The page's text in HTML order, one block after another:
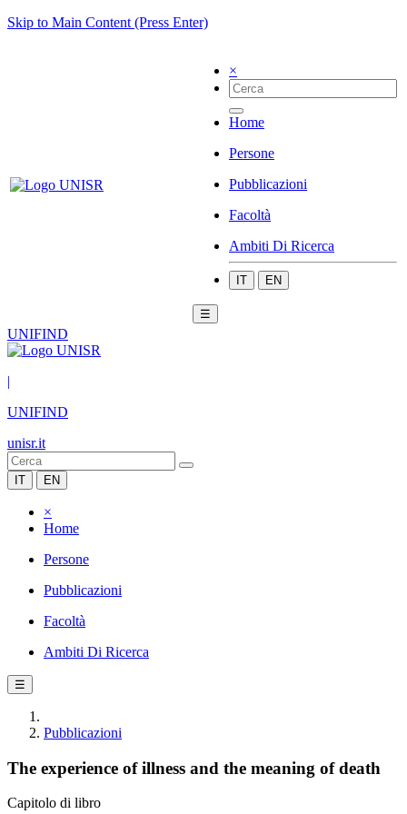
Skip to Main Content (Press Enter)
×
Home
Persone
Pubblicazioni
Facoltà
Ambiti Di Ricerca
IT EN
☰
UNIFIND
|
UNIFIND
unisr.it
IT EN
×
Home
Persone
Pubblicazioni
Facoltà
Ambiti Di Ricerca
☰
Pubblicazioni
The experience of illness and the meaning of death
Capitolo di libro